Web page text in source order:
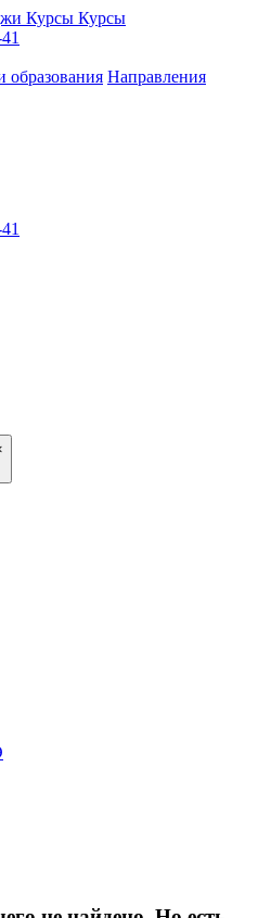
Курсы Курсы
образования Направления